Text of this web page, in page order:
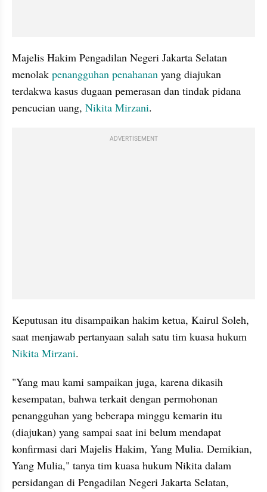
Majelis Hakim Pengadilan Negeri Jakarta Selatan
menolak penangguhan penahanan yang diajukan
terdakwa kasus dugaan pemerasan dan tindak pidana
pencucian uang, Nikita Mirzani.
ADVERTISEMENT
Keputusan itu disampaikan hakim ketua, Kairul Soleh,
Nikita Mirzani.
"Yang mau kami sampaikan juga, karena dikasih
kesempatan, bahwa terkait dengan permohonan
penangguhan yang beberapa minggu kemarin itu
(diajukan) yang sampai saat ini belum mendapat
konfirmasi dari Majelis Hakim, Yang Mulia. Demikian,
Yang Mulia," tanya tim kuasa hukum Nikita dalam
persidangan di Pengadilan Negeri Jakarta Selatan,